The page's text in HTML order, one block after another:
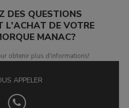
DES QUESTIONS
L'ACHAT DE VOTRE
MANAC?
obtenir plus d'informations!
APPELER